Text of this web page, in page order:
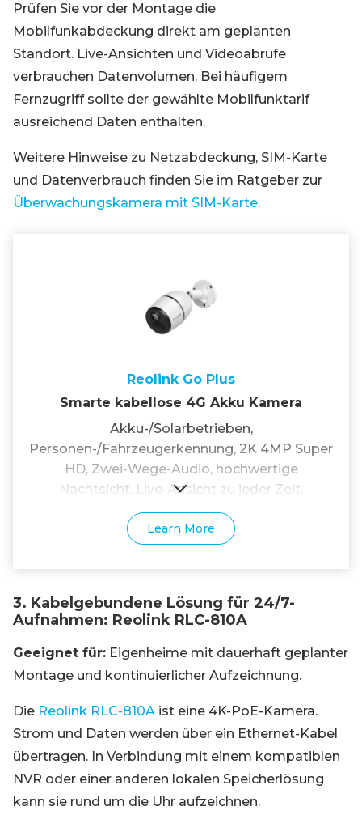
Prüfen Sie vor der Montage die
Mobilfunkabdeckung direkt am geplanten
Standort. Live-Ansichten und Videoabrufe
verbrauchen Datenvolumen. Bei häufigem
Fernzugriff sollte der gewählte Mobilfunktarif
ausreichend Daten enthalten.
Weitere Hinweise zu Netzabdeckung, SIM-Karte
und Datenverbrauch finden Sie im Ratgeber zur
Überwachungskamera mit SIM-Karte.
Reolink Go Plus
Smarte kabellose 4G Akku Kamera
Akku-/Solarbetrieben,
Personen-/Fahrzeugerkennung, 2K 4MP Super
HD, Zwei-Wege-Audio, hochwertige
Nachtsicht, Live-Ansicht zu jeder Zeit.
Learn More
3. Kabelgebundene Lösung für 24/7-
Aufnahmen: Reolink RLC-810A
Geeignet für: Eigenheime mit dauerhaft geplanter
Montage und kontinuierlicher Aufzeichnung.
Die Reolink RLC-810A ist eine 4K-PoE-Kamera.
Strom und Daten werden über ein Ethernet-Kabel
übertragen. In Verbindung mit einem kompatiblen
NVR oder einer anderen lokalen Speicherlösung
kann sie rund um die Uhr aufzeichnen.